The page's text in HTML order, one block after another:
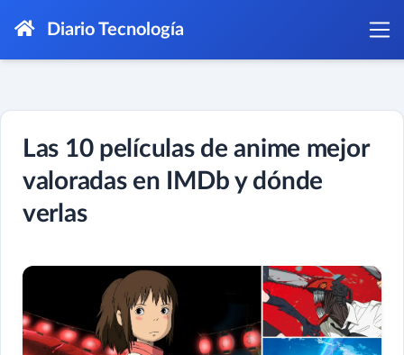
Diario Tecnología
Las 10 películas de anime mejor
valoradas en IMDb y dónde
verlas